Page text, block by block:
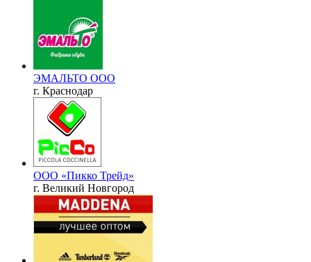
ЭМАЛЬТО ООО
г. Краснодар
ООО «Пикко Трейд»
г. Великий Новгород